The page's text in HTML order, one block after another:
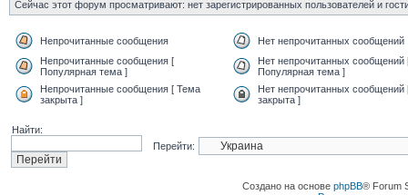
Сейчас этот форум просматривают: нет зарегистрированных пользователей и
Непрочитанные сообщения
Нет непрочитанных сообщений
Непрочитанные сообщения [
Популярная тема ]
Нет непрочитанных сообщений
Популярная тема ]
Непрочитанные сообщения [ Тема
закрыта ]
Нет непрочитанных сообщений
закрыта ]
Найти:
Перейти:
Создано на основе phpBB® Forum